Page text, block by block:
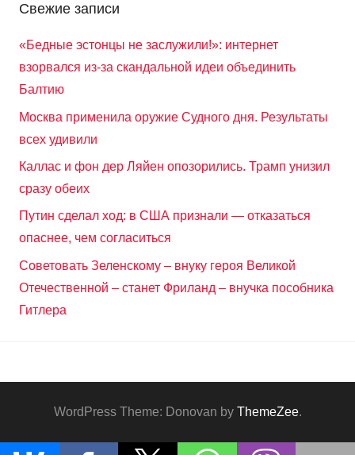
Свежие записи
«Бедные эстонцы не заслужили!»: интернет
взорвался из-за скандальной идеи объединить
Балтию
Москва применила оружие Судного дня. Результаты
всех удивили
Каллас и фон дер Ляйен опозорились. Трамп унизил
сразу обеих
Путин сделал ход: в США признали — отказаться
опаснее, чем согласиться
Советовать Зеленскому – внуку героя Великой
Отечественной – станет Фриланд – внучка пособника
Гитлера
WordPress Theme: Donovan by ThemeZee.